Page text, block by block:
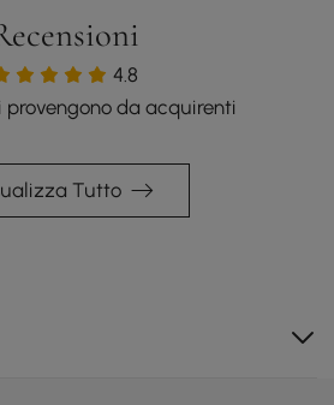
4.8
provengono da acquirenti
Tutto